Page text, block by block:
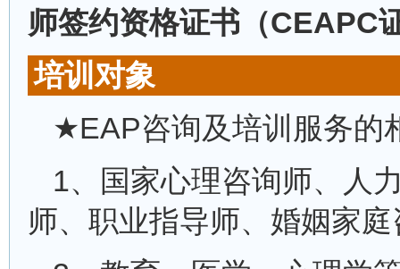
师签约资格证书（CEAPC
培训对象
★EAP咨询及培训服务的
1、国家心理咨询师、人
师、职业指导师、婚姻家